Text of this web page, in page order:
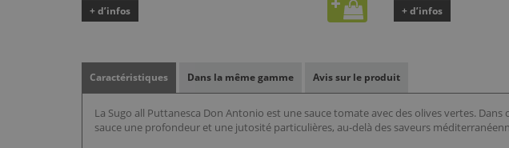
+ d’infos + d’infos
Caractéristiques Dans la même gamme Avis sur le produit
La Sugo all Puttanesca Don Antonio est une sauce tomate avec des olives vertes.
sauce une profondeur et une jutosité particulières, au-delà des saveurs